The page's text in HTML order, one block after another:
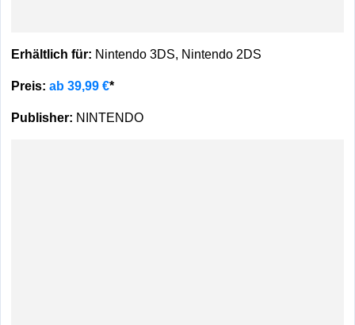
Erhältlich für: Nintendo 3DS, Nintendo 2DS
Preis: ab 39,99 €*
Publisher: NINTENDO